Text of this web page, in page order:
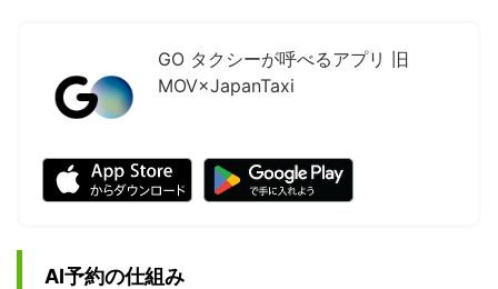
GO タクシーが呼べるアプリ 旧
MOV×JapanTaxi
AI予約の仕組み